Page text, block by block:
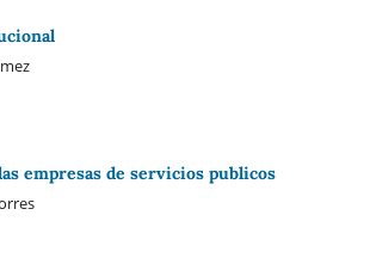
empresas de servicios publicos